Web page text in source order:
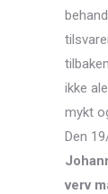
ikke
mykt
Den
verv